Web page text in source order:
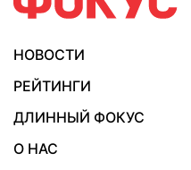
НОВОСТИ
РЕЙТИНГИ
ДЛИННЫЙ ФОКУС
О НАС